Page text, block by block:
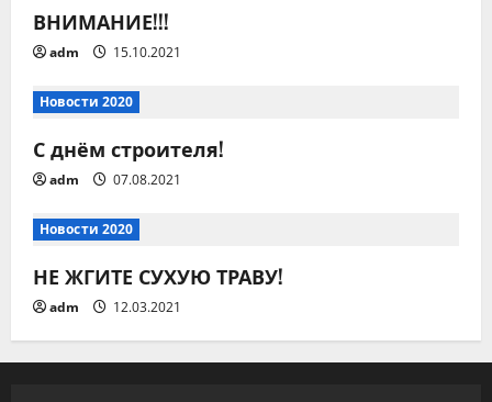
о
з
а
п
и
с
я
м
ВНИМАНИЕ!!!
adm 15.10.2021
Новости 2020
С днём строителя!
adm 07.08.2021
Новости 2020
НЕ ЖГИТЕ СУХУЮ ТРАВУ!
adm 12.03.2021